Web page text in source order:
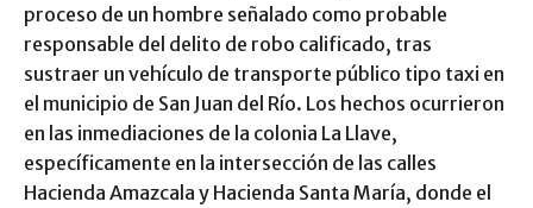
proceso de un hombre señalado como probable
responsable del delito de robo calificado, tras
sustraer un vehículo de transporte público tipo taxi en
el municipio de San Juan del Río. Los hechos ocurrieron
en las inmediaciones de la colonia La Llave,
específicamente en la intersección de las calles
Hacienda Amazcala y Hacienda Santa María, donde el